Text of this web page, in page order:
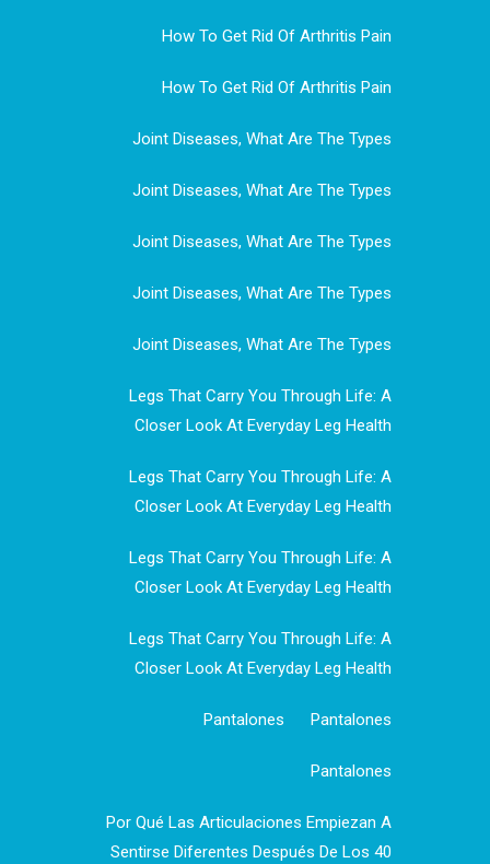
How To Get Rid Of Arthritis Pain
How To Get Rid Of Arthritis Pain
Joint Diseases, What Are The Types
Joint Diseases, What Are The Types
Joint Diseases, What Are The Types
Joint Diseases, What Are The Types
Joint Diseases, What Are The Types
Legs That Carry You Through Life: A
Closer Look At Everyday Leg Health
Legs That Carry You Through Life: A
Closer Look At Everyday Leg Health
Legs That Carry You Through Life: A
Closer Look At Everyday Leg Health
Legs That Carry You Through Life: A
Closer Look At Everyday Leg Health
Pantalones Pantalones
Pantalones
Por Qué Las Articulaciones Empiezan A
Sentirse Diferentes Después De Los 40